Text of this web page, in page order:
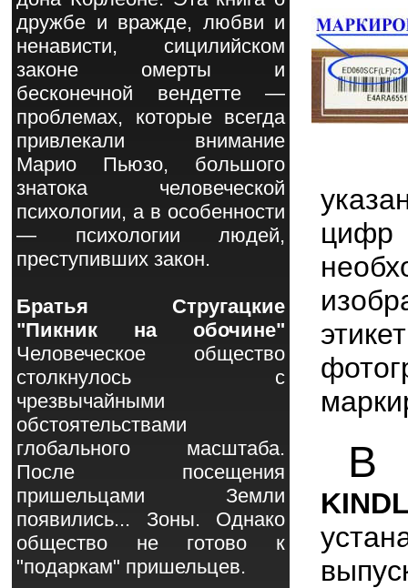
цифр
В
дружбе и вражде, любви и
ненависти, сицилийском
законе омерты и
бесконечной вендетте —
проблемах, которые всегда
привлекали внимание
Марио Пьюзо, большого
знатока человеческой
психологии, а в особенности
— психологии людей,
преступивших закон.
Братья Стругацкие
"Пикник на обочине"
Человеческое общество
столкнулось с
чрезвычайными
обстоятельствами
глобального масштаба.
После посещения
пришельцами Земли
появились... Зоны. Однако
общество не готово к
"подаркам" пришельцев.